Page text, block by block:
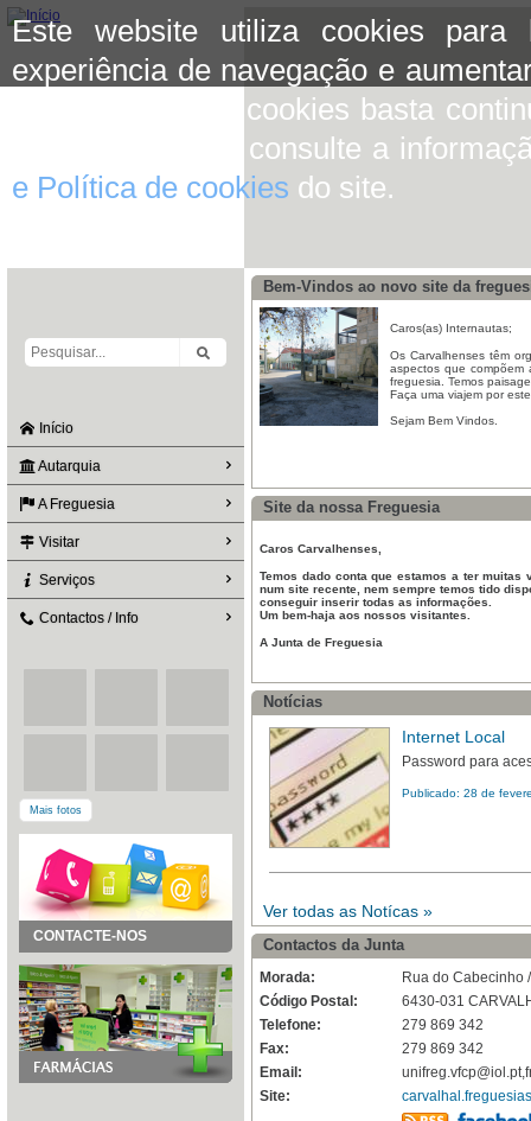
Este website utiliza cookies para
experiência de navegação e
aceitar o uso de cookies basta
mais informação consulte a
e Política de cookies do site.
Início
Autarquia
A Freguesia
Visitar
Serviços
Contactos / Info
Mais fotos
CONTACTE-NOS
Bem-Vindos ao novo site da
Caros(as) Internautas;
Os Carvalhenses têm
aspectos que compõem
freguesia. Temos
Faça uma viajem por
Sejam Bem Vindos.
Site da nossa Freguesia
Caros Carvalhenses,
Temos dado conta que estamos a ter
num site recente, nem sempre temos tido
conseguir inserir todas as informações.
Um bem-haja aos nossos visitantes.
A Junta de Freguesia
Notícias
Internet Local
Password para
Publicado: 28 de
Ver todas as Notícas »
Contactos da Junta
Morada:
Rua do Cabecinho
Código Postal:
6430-031
Telefone:
279 869 342
Fax:
279 869 342
Email:
Site: